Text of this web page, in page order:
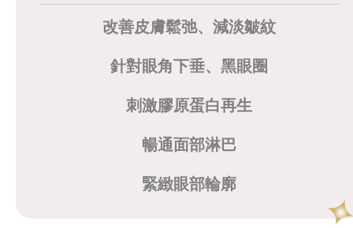
改善皮膚鬆弛、減淡皺紋
針對眼角下垂、黑眼圈
刺激膠原蛋白再生
暢通面部淋巴
緊緻眼部輪廓